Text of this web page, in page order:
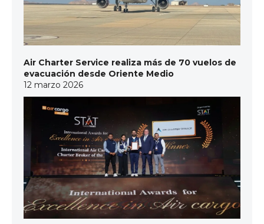
Air Charter Service realiza más de 70 vuelos de
evacuación desde Oriente Medio
12 marzo 2026